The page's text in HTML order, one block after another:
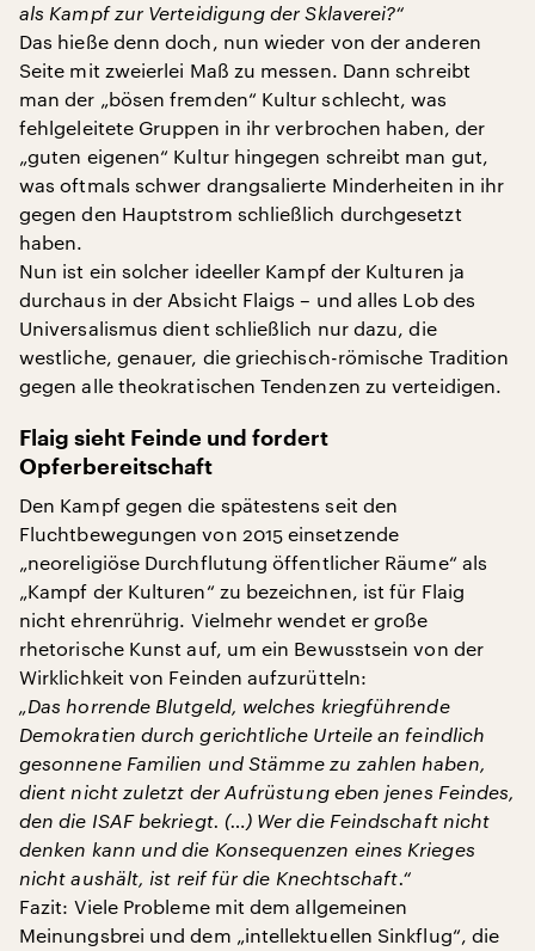
als Kampf zur Verteidigung der Sklaverei?“
Das hieße denn doch, nun wieder von der anderen
Seite mit zweierlei Maß zu messen. Dann schreibt
man der „bösen fremden“ Kultur schlecht, was
fehlgeleitete Gruppen in ihr verbrochen haben, der
„guten eigenen“ Kultur hingegen schreibt man gut,
was oftmals schwer drangsalierte Minderheiten in ihr
gegen den Hauptstrom schließlich durchgesetzt
haben.
Nun ist ein solcher ideeller Kampf der Kulturen ja
durchaus in der Absicht Flaigs – und alles Lob des
Universalismus dient schließlich nur dazu, die
westliche, genauer, die griechisch-römische Tradition
gegen alle theokratischen Tendenzen zu verteidigen.
Flaig sieht Feinde und fordert
Opferbereitschaft
Den Kampf gegen die spätestens seit den
Fluchtbewegungen von 2015 einsetzende
„neoreligiöse Durchflutung öffentlicher Räume“ als
„Kampf der Kulturen“ zu bezeichnen, ist für Flaig
nicht ehrenrührig. Vielmehr wendet er große
rhetorische Kunst auf, um ein Bewusstsein von der
Wirklichkeit von Feinden aufzurütteln:
„Das horrende Blutgeld, welches kriegführende
Demokratien durch gerichtliche Urteile an feindlich
gesonnene Familien und Stämme zu zahlen haben,
dient nicht zuletzt der Aufrüstung eben jenes Feindes,
den die ISAF bekriegt. (…) Wer die Feindschaft nicht
denken kann und die Konsequenzen eines Krieges
nicht aushält, ist reif für die Knechtschaft.“
Fazit: Viele Probleme mit dem allgemeinen
Meinungsbrei und dem „intellektuellen Sinkflug“, die